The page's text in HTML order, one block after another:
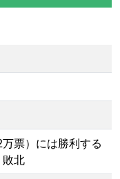
票）には勝利する
敗北